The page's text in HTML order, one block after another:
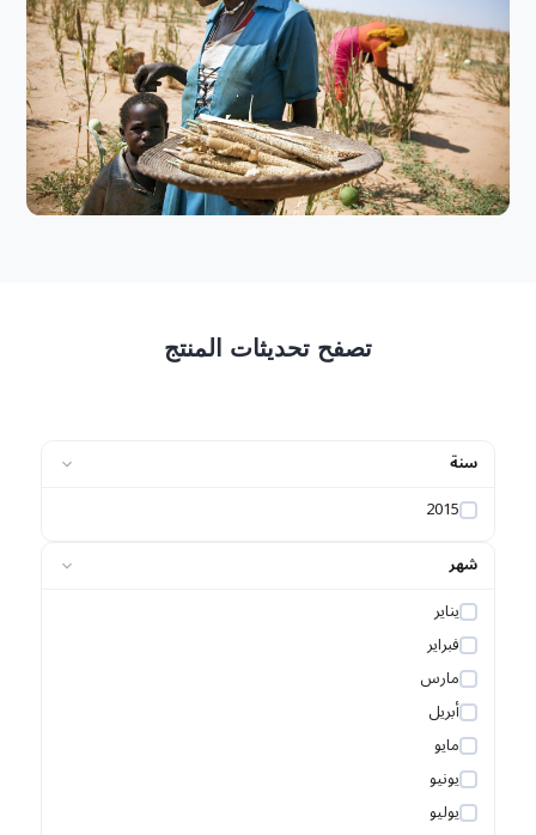
تصفح تحديثات المنتج
سنة
2015
شهر
يناير
فبراير
مارس
أبريل
مايو
يونيو
يوليو